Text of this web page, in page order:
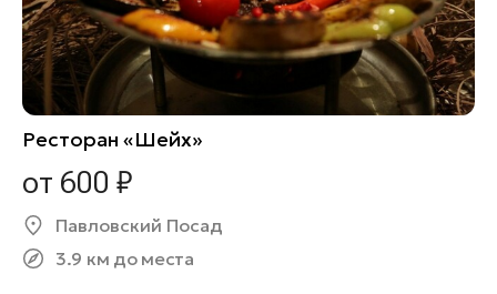
Ресторан «Шейх»
от 600 ₽
Павловский Посад
3.9 км до места